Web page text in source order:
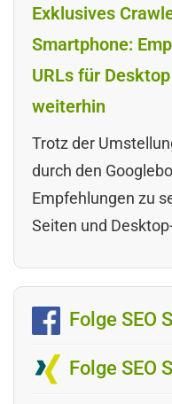
Exklusives
Smartphone:
URLs für
weiterhin
Trotz der
durch den
Empfehlungen zu
Seiten und
Folge SEO
Folge SEO